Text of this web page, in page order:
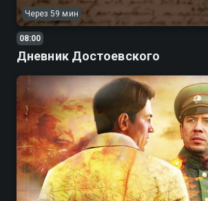
Через 59 мин
08:00
Дневник Достоевского